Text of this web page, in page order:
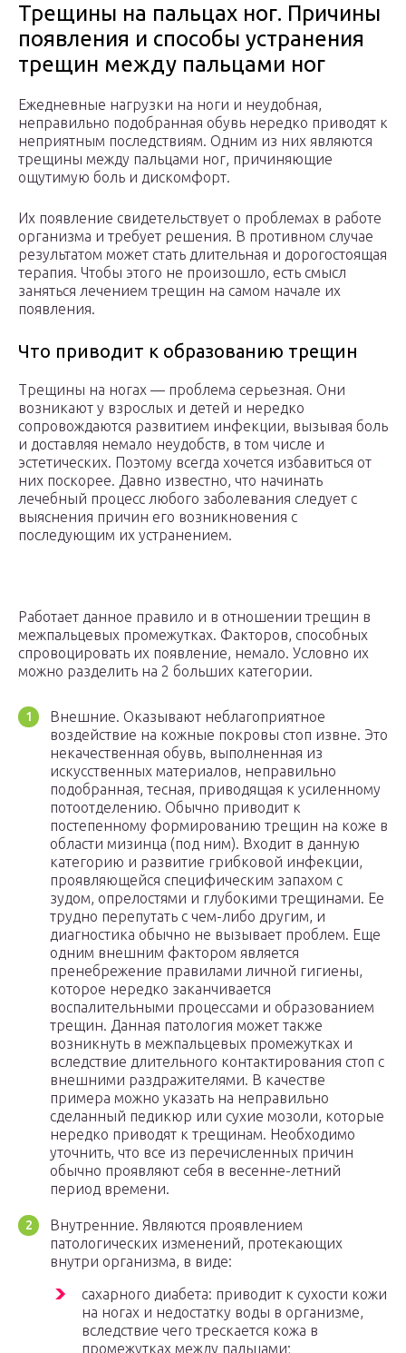
Трещины на пальцах ног. Причины
появления и способы устранения
трещин между пальцами ног
Ежедневные нагрузки на ноги и неудобная,
неправильно подобранная обувь нередко приводят к
неприятным последствиям. Одним из них являются
трещины между пальцами ног, причиняющие
ощутимую боль и дискомфорт.
Их появление свидетельствует о проблемах в работе
организма и требует решения. В противном случае
результатом может стать длительная и дорогостоящая
терапия. Чтобы этого не произошло, есть смысл
заняться лечением трещин на самом начале их
появления.
Что приводит к образованию трещин
Трещины на ногах — проблема серьезная. Они
возникают у взрослых и детей и нередко
сопровождаются развитием инфекции, вызывая боль
и доставляя немало неудобств, в том числе и
эстетических. Поэтому всегда хочется избавиться от
них поскорее. Давно известно, что начинать
лечебный процесс любого заболевания следует с
выяснения причин его возникновения с
последующим их устранением.
Работает данное правило и в отношении трещин в
межпальцевых промежутках. Факторов, способных
спровоцировать их появление, немало. Условно их
можно разделить на 2 больших категории.
Внешние. Оказывают неблагоприятное
воздействие на кожные покровы стоп извне. Это
некачественная обувь, выполненная из
искусственных материалов, неправильно
подобранная, тесная, приводящая к усиленному
потоотделению. Обычно приводит к
постепенному формированию трещин на коже в
области мизинца (под ним). Входит в данную
категорию и развитие грибковой инфекции,
проявляющейся специфическим запахом с
зудом, опрелостями и глубокими трещинами. Ее
трудно перепутать с чем-либо другим, и
диагностика обычно не вызывает проблем. Еще
одним внешним фактором является
пренебрежение правилами личной гигиены,
которое нередко заканчивается
воспалительными процессами и образованием
трещин. Данная патология может также
возникнуть в межпальцевых промежутках и
вследствие длительного контактирования стоп с
внешними раздражителями. В качестве
примера можно указать на неправильно
сделанный педикюр или сухие мозоли, которые
нередко приводят к трещинам. Необходимо
уточнить, что все из перечисленных причин
обычно проявляют себя в весенне-летний
период времени.
Внутренние. Являются проявлением
патологических изменений, протекающих
внутри организма, в виде:
сахарного диабета: приводит к сухости кожи
на ногах и недостатку воды в организме,
вследствие чего трескается кожа в
промежутках между пальцами;